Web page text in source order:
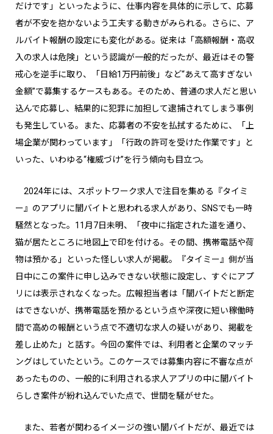
だけです」といったように、仕事内容を具体的に示して、応募
者が不安を抱かないよう工夫する動きがみられる。さらに、ア
ルバイト報酬の設定にも変化がある。従来は「高額報酬・高収
入の求人は危険」という認識が一般的だったが、最近はその警
戒心を逆手に取り、「日給1万円前後」など“あえて高すぎない
金額”で募集するケースもある。そのため、普通の求人だと思い
込んで応募し、結果的に犯罪に加担して逮捕されてしまう事例
も発生している。また、応募者の不安を払拭するために、「上
場企業が関わっています」「行政の許可を受けた作業です」と
いった、いわゆる“権威づけ”を行う傾向も目立つ。
2024年には、スポットワーク求人で注目を集める『タイミ
ー』のアプリに闇バイトと思われる求人があり、SNSでも一時
騒然となった。11月7日未明、「夜中に指定された道を通り、
猫が居たところに地図上で印を付ける。その間、携帯電話や荷
物は預かる」といった怪しい求人が掲載。『タイミー』側が当
日中にこの案件に申し込みできない状態に設定し、すぐにアプ
リには表示されなくなった。広報担当者は「闇バイトだと断定
はできないが、携帯電話を預かるという点や深夜に短い稼働時
間で高めの報酬という点で不適切な求人の疑いがあり、掲載を
差し止めた」と話す。今回の案件では、利用者と企業のマッチ
ングはしていたという。このケースでは募集内容に不審な点が
あったものの、一般的に利用される求人アプリの中に闇バイト
らしき案件が紛れ込んでいた点で、世間を騒がせた。
また、若者が関わるイメージの強い闇バイトだが、最近では